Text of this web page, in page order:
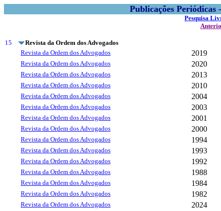
Publicações
Pesquisa
15
Revista da Ordem dos Advogados
Revista da Ordem dos Advogados
2019
Revista da Ordem dos Advogados 2020
Revista da Ordem dos Advogados 2013
Revista da Ordem dos Advogados 2010
Revista da Ordem dos Advogados 2004
Revista da Ordem dos Advogados 2003
Revista da Ordem dos Advogados 2001
Revista da Ordem dos Advogados 2000
Revista da Ordem dos Advogados 1994
Revista da Ordem dos Advogados 1993
Revista da Ordem dos Advogados 1992
Revista da Ordem dos Advogados 1988
Revista da Ordem dos Advogados 1984
Revista da Ordem dos Advogados 1982
Revista da Ordem dos Advogados 2024